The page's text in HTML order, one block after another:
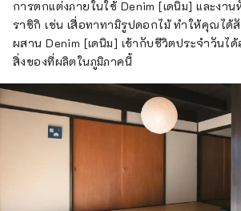
การตกแต่งภายในใช้ Denim [เดนิม] และงา
ราชิกิ เช่น เสื่อทาทามิรูปดอกไม้ ทำให้คุณได้
ผสาน Denim [เดนิม] เข้ากับชีวิตประจำวันไ
สิ่งของที่ผลิตในภูมิภาคนี้